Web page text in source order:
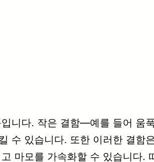
니다. 작은 결함—예를 들어 움
수 있습니다. 또한 이러한 결함
마모를 가속화할 수 있습니다.